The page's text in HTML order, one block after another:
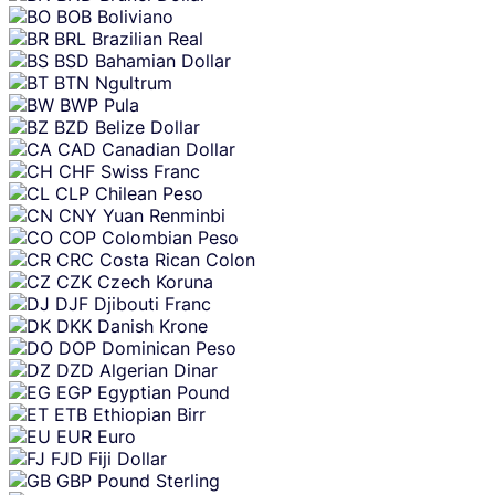
BOB Boliviano
BRL Brazilian Real
BSD Bahamian Dollar
BTN Ngultrum
BWP Pula
BZD Belize Dollar
CAD Canadian Dollar
CHF Swiss Franc
CLP Chilean Peso
CNY Yuan Renminbi
COP Colombian Peso
CRC Costa Rican Colon
CZK Czech Koruna
DJF Djibouti Franc
DKK Danish Krone
DOP Dominican Peso
DZD Algerian Dinar
EGP Egyptian Pound
ETB Ethiopian Birr
EUR Euro
FJD Fiji Dollar
GBP Pound Sterling